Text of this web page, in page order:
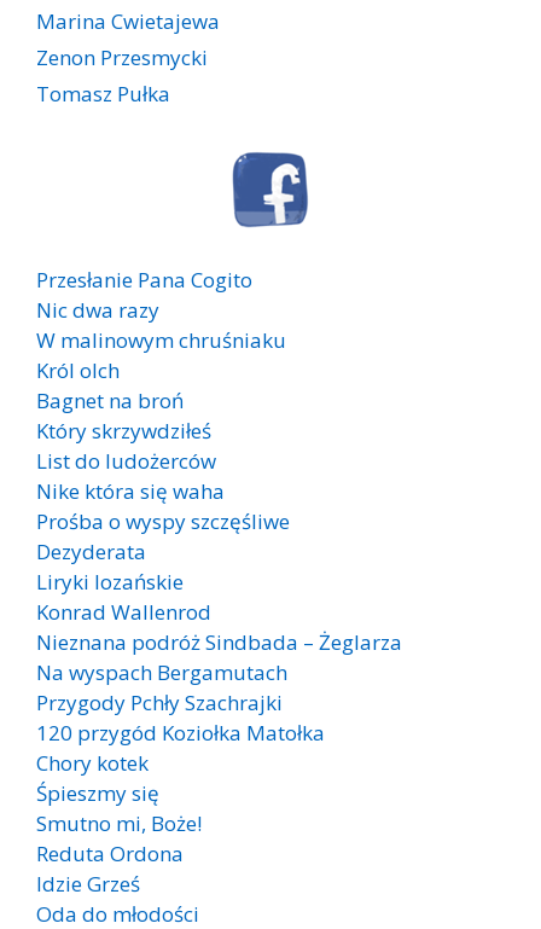
Marina Cwietajewa
Zenon Przesmycki
Tomasz Pułka
Przesłanie Pana Cogito
Nic dwa razy
W malinowym chruśniaku
Król olch
Bagnet na broń
Który skrzywdziłeś
List do ludożerców
Nike która się waha
Prośba o wyspy szczęśliwe
Dezyderata
Liryki lozańskie
Konrad Wallenrod
Nieznana podróż Sindbada – Żeglarza
Na wyspach Bergamutach
Przygody Pchły Szachrajki
120 przygód Koziołka Matołka
Chory kotek
Śpieszmy się
Smutno mi, Boże!
Reduta Ordona
Idzie Grześ
Oda do młodości